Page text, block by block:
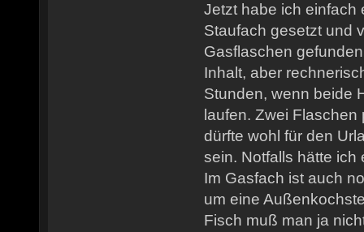
Jetzt habe ich einfach
Staufach gesetzt und
Gasflaschen
Inhalt, aber
Stunden, wenn beide
laufen. Zwei
dürfte wohl für den
sein. Notfalls hätte ich
Im Gasfach ist auch
um eine
Fisch muß man ja